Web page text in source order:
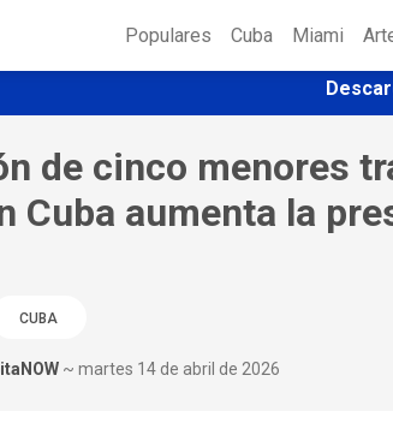
Populares Cuba Miami
de cinco menores
Cuba aumenta la
CUBA
~ martes 14 de abril de 2026